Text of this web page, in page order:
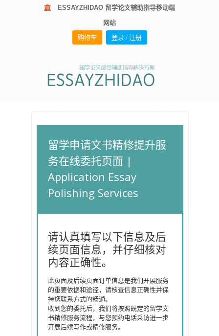
ESSAYZHIDAO 留学论文辅助指导移动端
网站
购物车 登录 / 注册
留学申请文书精修提升服
务在线委托页面 |
Application Essay
Polishing Services
请认真填写以下信息及后
续页面信息，并仔细核对
内容正确性。
此页面及后续页面订单信息是我们开展服务
的重要依据和途径，请核查信息正确性并保
持您联系方式的畅通。
收到您的委托后，我们将按照既定的留学文
书精修服务流程，与您预约电话采访进一步
开展后续写作或精修服务。